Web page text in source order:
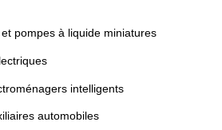
pompes à liquide miniatures
intelligents
automobiles